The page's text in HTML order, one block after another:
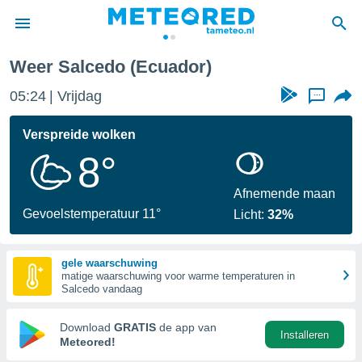
door
verstrekte
hoge
hebt de
voor
op basis
Weer Salcedo (Ecuador)
05:24 Vrijdag ...
Verspreide wolken
8°
Gevoelstemperatuur 11°
Afnemende maan
Licht:32%
gele waarschuwing
matige waarschuwing voor warme temperaturen in
Salcedo vandaag
Download GRATIS de app van
Meteored!
Installeren